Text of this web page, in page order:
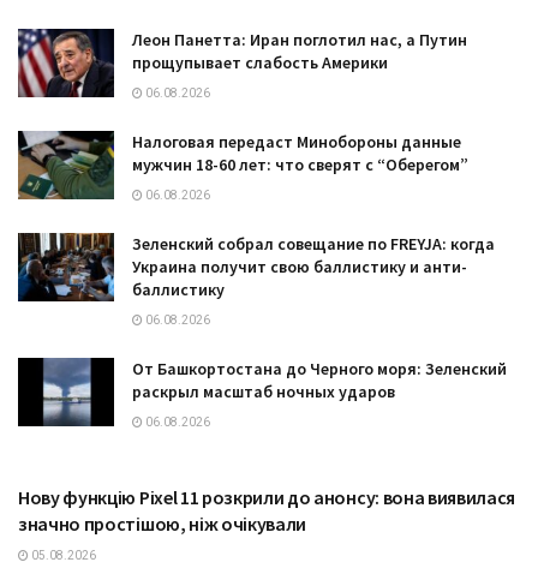
Леон Панетта: Иран поглотил нас, а Путин
прощупывает слабость Америки
06.08.2026
Налоговая передаст Минобороны данные
мужчин 18-60 лет: что сверят с “Оберегом”
06.08.2026
Зеленский собрал совещание по FREYJA: когда
Украина получит свою баллистику и анти-
баллистику
06.08.2026
От Башкортостана до Черного моря: Зеленский
раскрыл масштаб ночных ударов
06.08.2026
ТЕХНОЛОГІЇ
Нову функцію Pixel 11 розкрили до анонсу: вона виявилася
значно простішою, ніж очікували
05.08.2026